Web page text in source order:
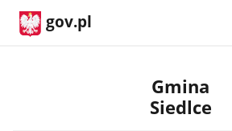
gov.pl
Gmina
Siedlce